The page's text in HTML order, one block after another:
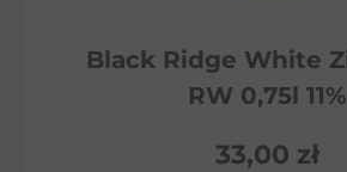
Black Ridge White
RW 0,75l 11%
33,00 zł